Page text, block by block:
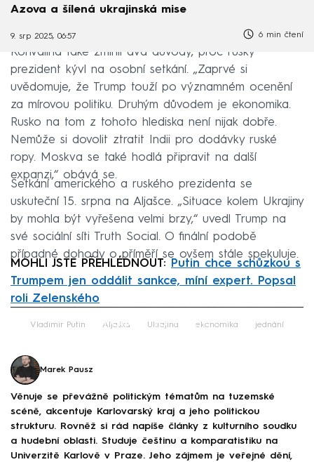
Azova a šílená ukrajinská mise
9. srp 2025, 06:57 6 min čtení
Konvalina také zmínil dva důvody, proč ruský
prezident kývl na osobní setkání. „Zaprvé si
uvědomuje, že Trump touží po významném ocenění
za mírovou politiku. Druhým důvodem je ekonomika.
Rusko na tom z tohoto hlediska není nijak dobře.
Nemůže si dovolit ztratit Indii pro dodávky ruské
ropy. Moskva se také hodlá připravit na další
expanzi,“ obává se.
Setkání amerického a ruského prezidenta se
uskuteční 15. srpna na Aljašce. „Situace kolem Ukrajiny
by mohla být vyřešena velmi brzy,“ uvedl Trump na
své sociální síti Truth Social. O finální podobě
případné dohody o příměří se ovšem stále spekuluje.
MOHLI JSTE PŘEHLÉDNOUT:
Putin chce schůzkou s
Trumpem jen oddálit sankce, míní expert. Popsal
roli Zelenského
Failed to fetch
Vladimir Putin Aljaška Ukrajina ekonomika jednání
Marek Pausz
Věnuje se převážně politickým tématům na tuzemské
scéně, akcentuje Karlovarský kraj a jeho politickou
strukturu. Rovněž si rád napíše články z kulturního soudku
a hudební oblasti. Studuje češtinu a komparatistiku na
Univerzitě Karlově v Praze. Jeho zájmem je veřejné dění,